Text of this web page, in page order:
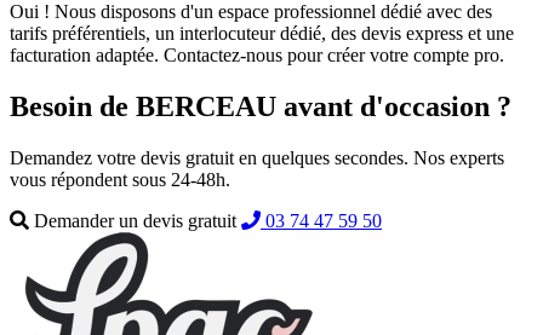
Oui ! Nous disposons d'un espace professionnel dédié avec des
tarifs préférentiels, un interlocuteur dédié, des devis express et une
facturation adaptée. Contactez-nous pour créer votre compte pro.
Besoin de BERCEAU avant d'occasion ?
Demandez votre devis gratuit en quelques secondes. Nos experts
vous répondent sous 24-48h.
Demander un devis gratuit
03 74 47 59 50